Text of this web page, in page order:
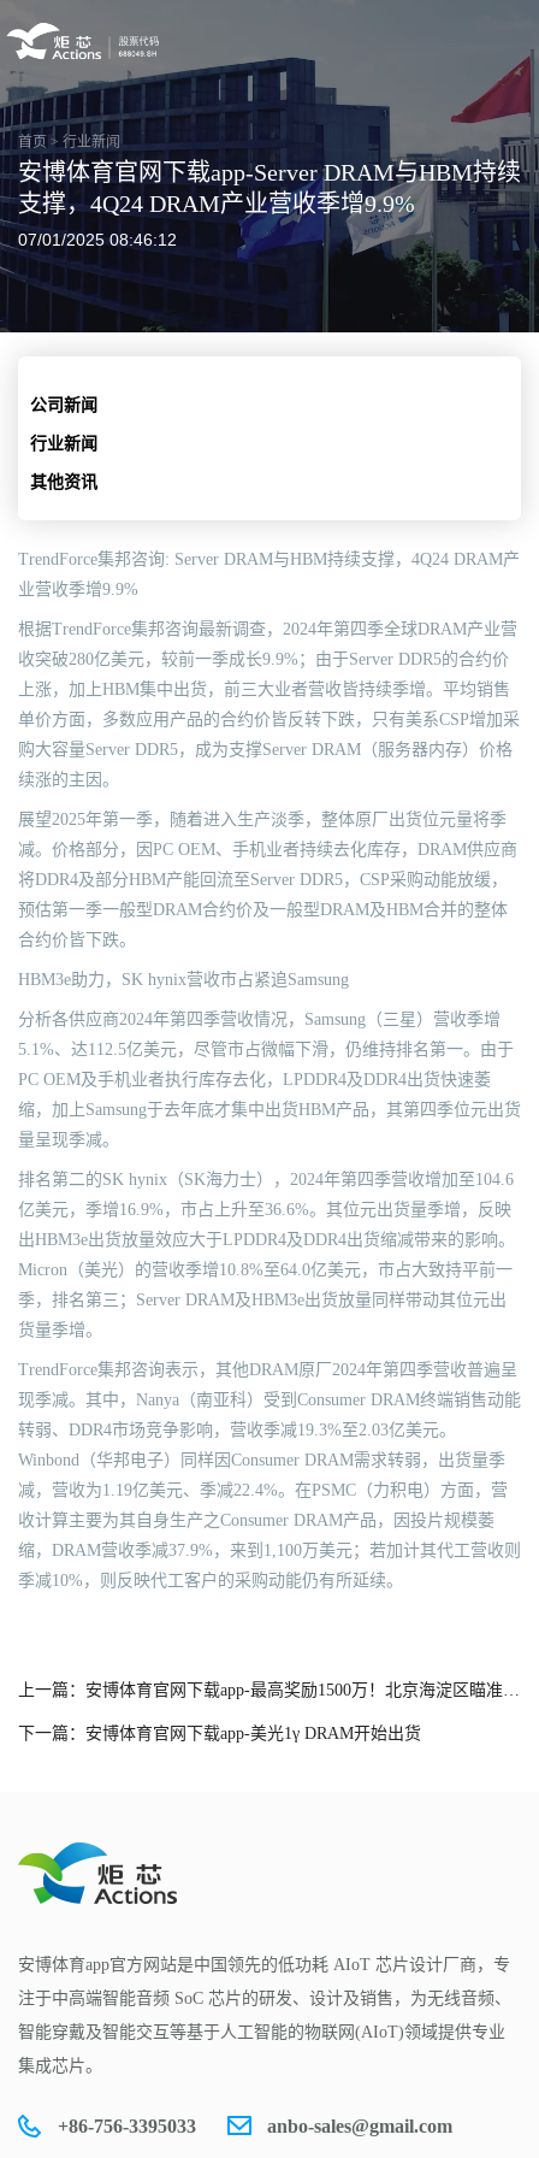
首页 > 行业新闻
安博体育官网下载app-Server DRAM与HBM持续
支撑，4Q24 DRAM产业营收季增9.9%
07/01/2025 08:46:12
公司新闻
行业新闻
其他资讯
TrendForce集邦咨询: Server DRAM与HBM持续支撑，4Q24 DRAM产
业营收季增9.9%
根据TrendForce集邦咨询最新调查，2024年第四季全球DRAM产业营
收突破280亿美元，较前一季成长9.9%；由于Server DDR5的合约价
上涨，加上HBM集中出货，前三大业者营收皆持续季增。平均销售
单价方面，多数应用产品的合约价皆反转下跌，只有美系CSP增加采
购大容量Server DDR5，成为支撑Server DRAM（服务器内存）价格
续涨的主因。
展望2025年第一季，随着进入生产淡季，整体原厂出货位元量将季
减。价格部分，因PC OEM、手机业者持续去化库存，DRAM供应商
将DDR4及部分HBM产能回流至Server DDR5，CSP采购动能放缓，
预估第一季一般型DRAM合约价及一般型DRAM及HBM合并的整体
合约价皆下跌。
HBM3e助力，SK hynix营收市占紧追Samsung
分析各供应商2024年第四季营收情况，Samsung（三星）营收季增
5.1%、达112.5亿美元，尽管市占微幅下滑，仍维持排名第一。由于
PC OEM及手机业者执行库存去化，LPDDR4及DDR4出货快速萎
缩，加上Samsung于去年底才集中出货HBM产品，其第四季位元出货
量呈现季减。
排名第二的SK hynix（SK海力士），2024年第四季营收增加至104.6
亿美元，季增16.9%，市占上升至36.6%。其位元出货量季增，反映
出HBM3e出货放量效应大于LPDDR4及DDR4出货缩减带来的影响。
Micron（美光）的营收季增10.8%至64.0亿美元，市占大致持平前一
季，排名第三；Server DRAM及HBM3e出货放量同样带动其位元出
货量季增。
TrendForce集邦咨询表示，其他DRAM原厂2024年第四季营收普遍呈
现季减。其中，Nanya（南亚科）受到Consumer DRAM终端销售动能
转弱、DDR4市场竞争影响，营收季减19.3%至2.03亿美元。
Winbond（华邦电子）同样因Consumer DRAM需求转弱，出货量季
减，营收为1.19亿美元、季减22.4%。在PSMC（力积电）方面，营
收计算主要为其自身生产之Consumer DRAM产品，因投片规模萎
缩，DRAM营收季减37.9%，来到1,100万美元；若加计其代工营收则
季减10%，则反映代工客户的采购动能仍有所延续。
上一篇：安博体育官网下载app-最高奖励1500万！北京海淀区瞄准集成电路设计
下一篇：安博体育官网下载app-美光1γ DRAM开始出货
安博体育app官方网站是中国领先的低功耗 AIoT 芯片设计厂商，专
注于中高端智能音频 SoC 芯片的研发、设计及销售，为无线音频、
智能穿戴及智能交互等基于人工智能的物联网(AIoT)领域提供专业
集成芯片。
+86-756-3395033 anbo-sales@gmail.com